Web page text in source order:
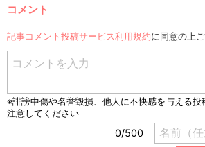
コメント
記事コメント投稿サービス利用規約に同意の上